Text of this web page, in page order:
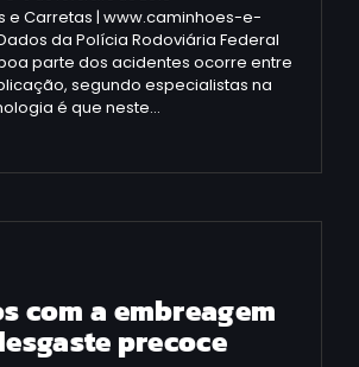
e Carretas | www.caminhoes-e-
da Polícia Rodoviária Federal
parte dos acidentes ocorre entre
segundo especialistas na
é que neste…
com a embreagem
precoce